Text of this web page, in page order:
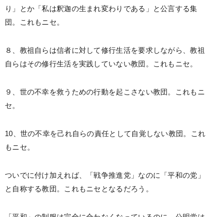
り」とか「私は釈迦の生まれ変わりである」と公言する集
団。これもニセ。
８、教祖自らは信者に対して修行生活を要求しながら、教祖
自らはその修行生活を実践していない教団。これもニセ。
９、世の不幸を救うための行動を起こさない教団。これもニ
セ。
10、世の不幸を己れ自らの責任として自覚しない教団。これ
もニセ。
ついでに付け加えれば、「戦争推進党」なのに「平和の党」
と自称する教団。これもニセとなるだろう。